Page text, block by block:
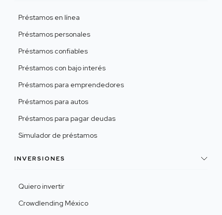
Préstamos en línea
Préstamos personales
Préstamos confiables
Préstamos con bajo interés
Préstamos para emprendedores
Préstamos para autos
Préstamos para pagar deudas
Simulador de préstamos
INVERSIONES
Quiero invertir
Crowdlending México